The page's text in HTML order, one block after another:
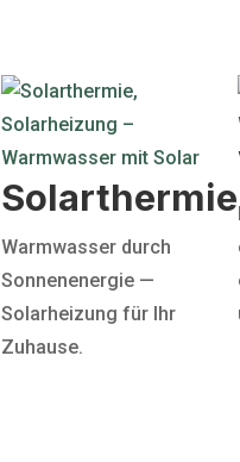
Solarthermie
Warmwasser durch
Sonnenenergie —
Solarheizung für Ihr
Zuhause.